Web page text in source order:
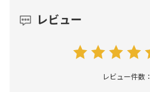
レビュー
レビュー件数：